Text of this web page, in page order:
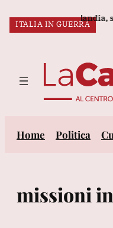
ULTIM’ORA:
a scuola in Thailandia,
Home Politica
missioni
ITALIA IN GUERRA